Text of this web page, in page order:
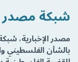
شبكة مصدر
مصدر الإخبارية،
بالشأن الفلسطيني